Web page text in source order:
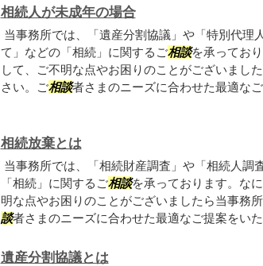
相続人が未成年の場合
当事務所では、「遺産分割協議」や「特別代理
て」などの「相続」に関するご相談を承ってお
して、ご不明な点やお困りのことがございまし
さい。ご相談者さまのニーズに合わせた最適なご
相続放棄とは
当事務所では、「相続財産調査」や「相続人調
「相続」に関するご相談を承っております。な
明な点やお困りのことがございましたら当事務
談者さまのニーズに合わせた最適なご提案をいた
遺産分割協議とは